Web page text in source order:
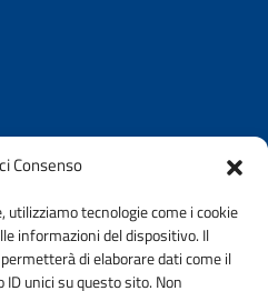
Consenso
tecnologie come i cookie
informazioni del dispositivo. Il
di elaborare dati come il
unici su questo sito. Non